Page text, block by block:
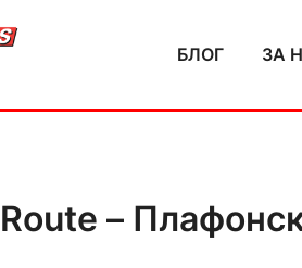
БЛОГ ЗА
Route –